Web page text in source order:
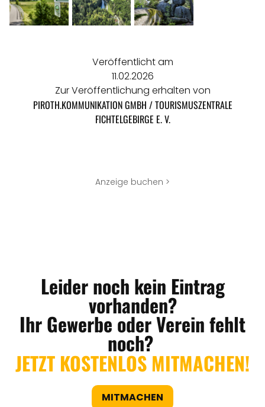
Veröffentlicht am
11.02.2026
Zur Veröffentlichung erhalten von
PIROTH.KOMMUNIKATION GMBH / TOURISMUSZENTRALE
FICHTELGEBIRGE E. V.
Anzeige buchen >
Leider noch kein Eintrag
vorhanden?
Ihr Gewerbe oder Verein fehlt
noch?
JETZT KOSTENLOS MITMACHEN!
MITMACHEN